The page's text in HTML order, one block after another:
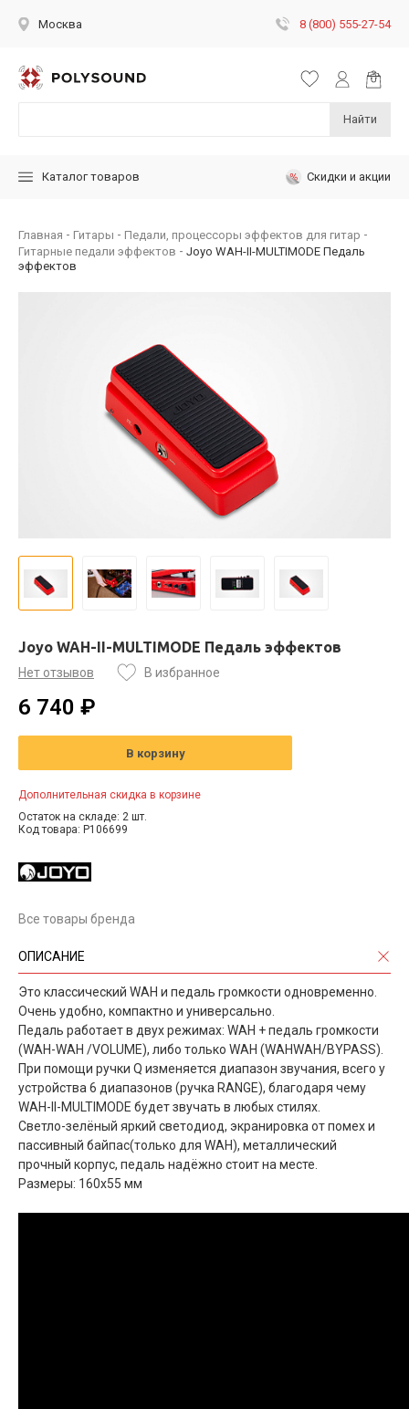
Москва 8 (800) 555-27-54
Найти
Каталог товаров Скидки и акции
Главная Гитары
Педали, процессоры эффектов для гитар
Гитарные педали эффектов
Joyo WAH-II-MULTIMODE Педаль
эффектов
Joyo WAH-II-MULTIMODE Педаль эффектов
Нет отзывов В избранное
6 740 ₽
В корзину
Дополнительная скидка в корзине
Остаток на складе: 2 шт.
Код товара: P106699
Все товары бренда
ОПИСАНИЕ
Это классический WAH и педаль громкости одновременно.
Очень удобно, компактно и универсально.
Педаль работает в двух режимах: WAH + педаль громкости
(WAH-WAH /VOLUME), либо только WAH (WAHWAH/BYPASS).
При помощи ручки Q изменяется диапазон звучания, всего у
устройства 6 диапазонов (ручка RANGE), благодаря чему
WAH-II-MULTIMODE будет звучать в любых стилях.
Светло-зелёный яркий светодиод, экранировка от помех и
пассивный байпас(только для WAH), металлический
прочный корпус, педаль надёжно стоит на месте.
Размеры: 160x55 мм